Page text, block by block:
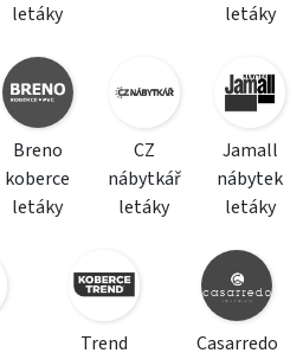
letáky
letáky
Breno
koberce
letáky
CZ
nábytkář
letáky
Jamall
nábytek
letáky
Trend
Casarredo